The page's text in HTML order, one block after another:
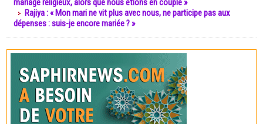
mariage religieux, alors que nous étions en couple »
Rajiya : « Mon mari ne vit plus avec nous, ne participe pas aux
dépenses : suis-je encore mariée ? »